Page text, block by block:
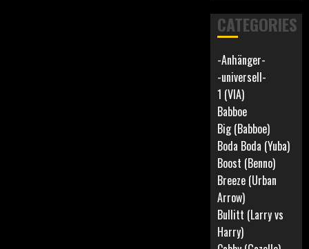
CATEGORIES
-Anhänger-
-universell-
1 (VIA)
Babboe
Big (Babboe)
Boda Boda (Yuba)
Boost (Benno)
Breeze (Urban
Arrow)
Bullitt (Larry vs
Harry)